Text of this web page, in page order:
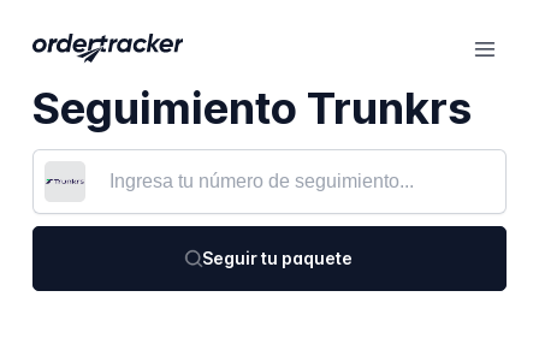
Seguimiento Trunkrs
Seguir tu paquete